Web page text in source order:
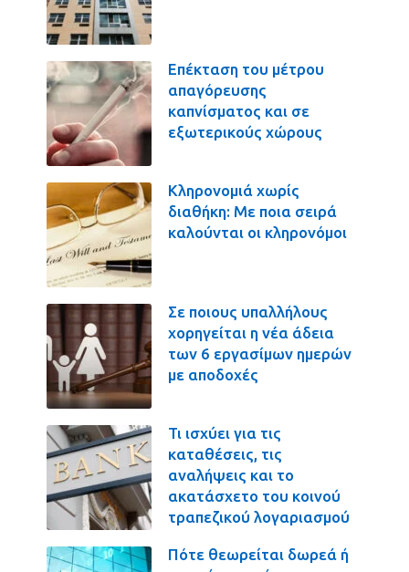
Επέκταση του μέτρου
απαγόρευσης
καπνίσματος και σε
εξωτερικούς χώρους
Κληρονομιά χωρίς
διαθήκη: Με ποια σειρά
καλούνται οι κληρονόμοι
Σε ποιους υπαλλήλους
χορηγείται η νέα άδεια
των 6 εργασίμων ημερών
με αποδοχές
Τι ισχύει για τις
καταθέσεις, τις
αναλήψεις και το
ακατάσχετο του κοινού
τραπεζικού λογαριασμού
Πότε θεωρείται δωρεά ή